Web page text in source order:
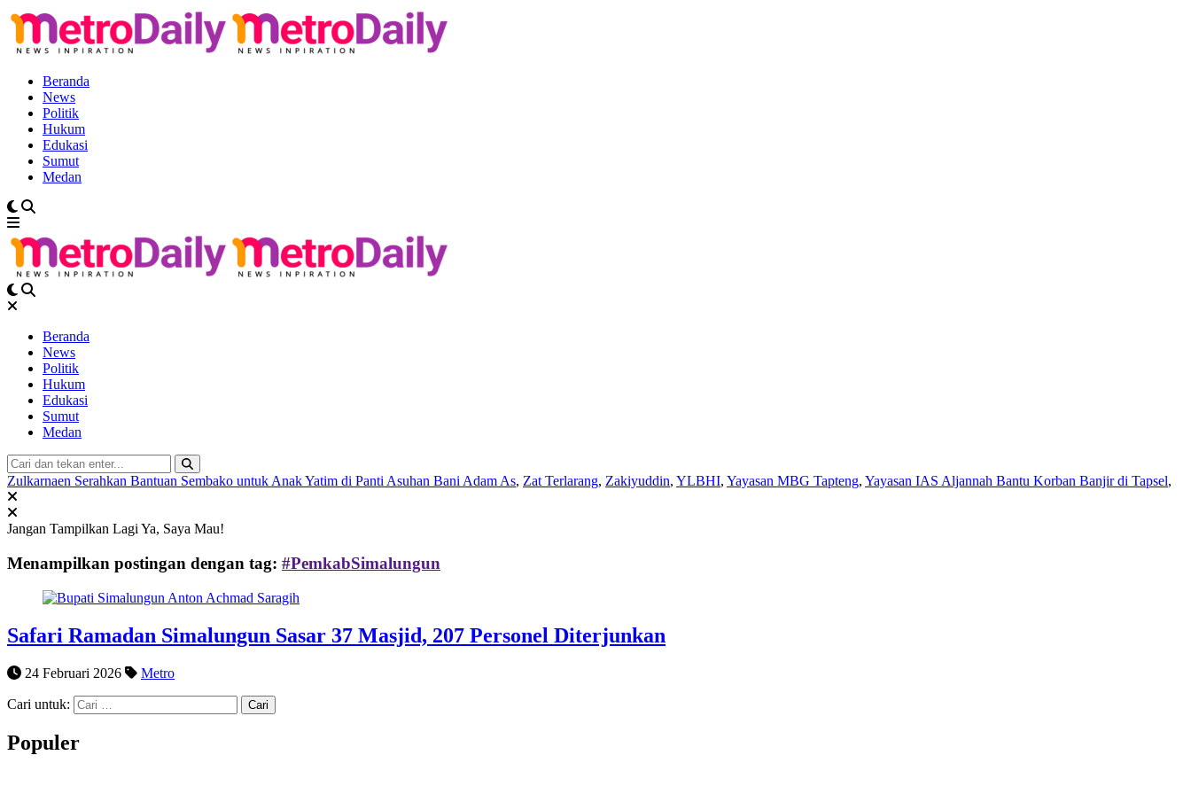
Beranda
News
Politik
Hukum
Edukasi
Sumut
Medan
Beranda
News
Politik
Hukum
Edukasi
Sumut
Medan
Zulkarnaen Serahkan Bantuan Sembako untuk Anak Yatim di Panti Asuhan Bani Adam As, Zat Terlarang, Zakiyuddin, YLBHI, Yayasan MBG Tapteng, Yayasan IAS Aljannah Bantu Korban Banjir di Tapsel,
Jangan Tampilkan Lagi Ya, Saya Mau!
Menampilkan postingan dengan tag: #PemkabSimalungun
Safari Ramadan Simalungun Sasar 37 Masjid, 207 Personel Diterjunkan
24 Februari 2026 Metro
Cari untuk:
Populer